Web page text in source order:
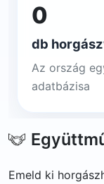
0
db
Az ország
adatbázisa
Emeld ki